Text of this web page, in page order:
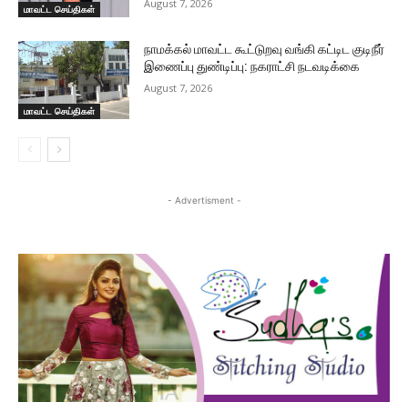
மாவட்ட செய்திகள் August 7, 2026
மாவட்ட செய்திகள்
நாமக்கல் மாவட்ட கூட்டுறவு வங்கி கட்டிட குடிநீர்
இணைப்பு துண்டிப்பு: நகராட்சி நடவடிக்கை
August 7, 2026
- Advertisment -